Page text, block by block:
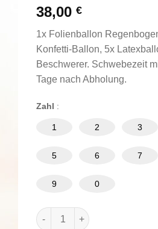
38,00 €
1x Folienballon
Konfetti-Ballon, 5x
Beschwerer. Schwebezeit
Tage nach Abholung.
Zahl :
1 2 3
5 6 7
9 0
Zahlen Strauß "Birthday Fun